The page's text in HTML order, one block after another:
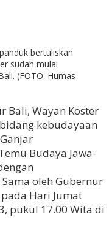
bertuliskan
sudah mulai
(FOTO: Humas
Bali, Wayan Koster
kebudayaan
Budaya Jawa-
oleh Gubernur
Hari Jumat
pukul 17.00 Wita di